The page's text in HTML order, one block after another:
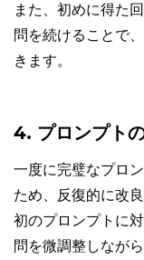
また、初めに得た
問を続けることで
きます。
4. プロンプト
一度に完璧なプロ
ため、反復的に改
初のプロンプトに
問を微調整しなが